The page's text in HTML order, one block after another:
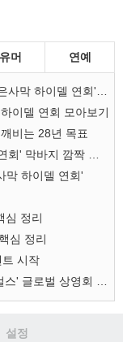
유머 연예
이델 연회 모아보기
비는 28년 목표
막 하이델 연회'
심 정리
심 정리
시작
설정